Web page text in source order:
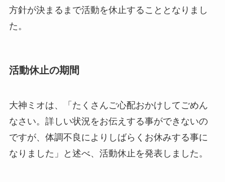
方針が決まるまで活動を休止することとなりまし
た。
活動休止の期間
大神ミオは、「たくさんご心配おかけしてごめん
なさい。詳しい状況をお伝えする事ができないの
ですが、体調不良によりしばらくお休みする事に
なりました」と述べ、活動休止を発表しました。